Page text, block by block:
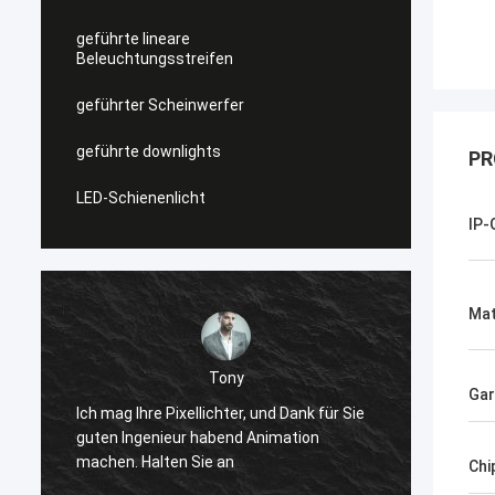
geführte lineare
Beleuchtungsstreifen
geführter Scheinwerfer
geführte downlights
LED-Schienenlicht
Shally
Bevor gekauft, ist ein Paar ähnliche
quadratische Kopfstiefel,
winterappearance sehr hoch, weil
zusammenzupassen zu ist gut, jetzt